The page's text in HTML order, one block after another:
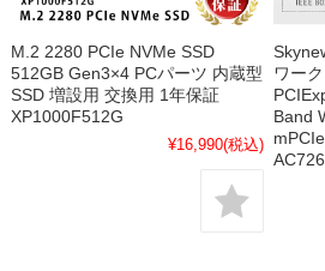
M.2 2280 PCIe NVMe SSD
512GB Gen3×4 PCパーツ 内蔵型
SSD 増設用 交換用 1年保証
XP1000F512G
¥16,990(税込)
ワー
Band